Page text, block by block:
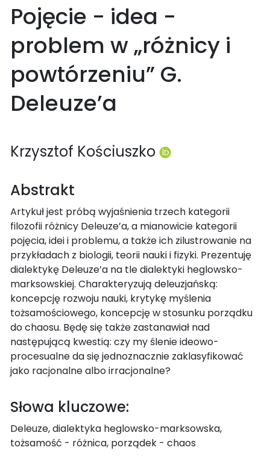
Pojęcie - idea -
problem w „różnicy i
powtórzeniu” G.
Deleuze’a
Krzysztof Kościuszko
Abstrakt
Artykuł jest próbą wyjaśnienia trzech kategorii
filozofii różnicy Deleuze’a, a mianowicie kategorii
pojęcia, idei i problemu, a także ich zilustrowanie na
przykładach z biologii, teorii nauki i fizyki. Prezentuję
dialektykę Deleuze’a na tle dialektyki heglowsko-
marksowskiej. Charakteryzują deleuzjańską:
koncepcję rozwoju nauki, krytykę myślenia
tożsamościowego, koncepcję w stosunku porządku
do chaosu. Będę się także zastanawiał nad
następującą kwestią: czy my­ ślenie ideowo-
procesualne da się jednoznacznie zaklasyfikować
jako racjonalne albo irracjonalne?
Słowa kluczowe:
Deleuze, dialektyka heglowsko-marksowska,
tożsamość - różnica, porządek - chaos